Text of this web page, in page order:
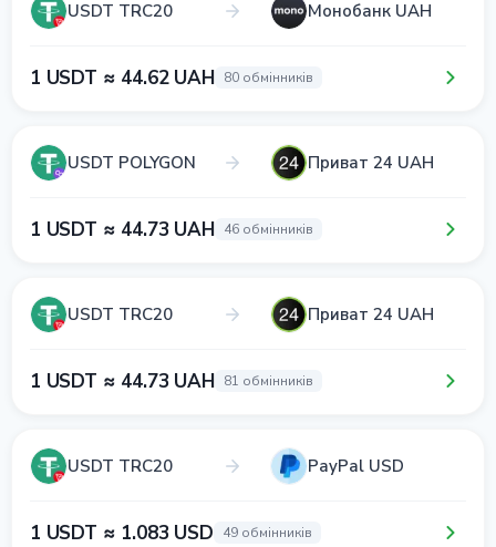
USDT TRC20 Монобанк UAH
1 USDT ≈ 44.62 UAH 80 обмінників
USDT POLYGON Приват 24 UAH
1 USDT ≈ 44.73 UAH 46 обмінників
USDT TRC20 Приват 24 UAH
1 USDT ≈ 44.73 UAH 81 обмінників
USDT TRC20 PayPal USD
1 USDT ≈ 1.083 USD 49 обмінників